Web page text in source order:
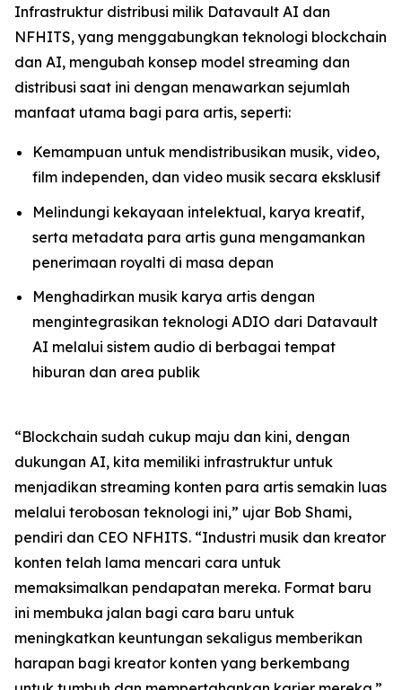
Infrastruktur distribusi milik Datavault AI dan
NFHITS, yang menggabungkan teknologi blockchain
dan AI, mengubah konsep model streaming dan
distribusi saat ini dengan menawarkan sejumlah
manfaat utama bagi para artis, seperti:
Kemampuan untuk mendistribusikan musik, video,
film independen, dan video musik secara eksklusif
Melindungi kekayaan intelektual, karya kreatif,
serta metadata para artis guna mengamankan
penerimaan royalti di masa depan
Menghadirkan musik karya artis dengan
mengintegrasikan teknologi ADIO dari Datavault
AI melalui sistem audio di berbagai tempat
hiburan dan area publik
“Blockchain sudah cukup maju dan kini, dengan
dukungan AI, kita memiliki infrastruktur untuk
menjadikan streaming konten para artis semakin luas
melalui terobosan teknologi ini,” ujar Bob Shami,
pendiri dan CEO NFHITS. “Industri musik dan kreator
konten telah lama mencari cara untuk
memaksimalkan pendapatan mereka. Format baru
ini membuka jalan bagi cara baru untuk
meningkatkan keuntungan sekaligus memberikan
harapan bagi kreator konten yang berkembang